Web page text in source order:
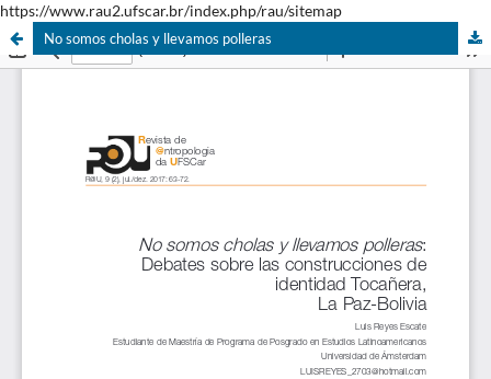
https://www.rau2.ufscar.br/index.php/rau/sitemap
No somos cholas y llevamos polleras